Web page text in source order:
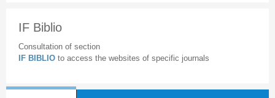
IF Biblio
Consultation of section
IF BIBLIO to access the websites of specific journals